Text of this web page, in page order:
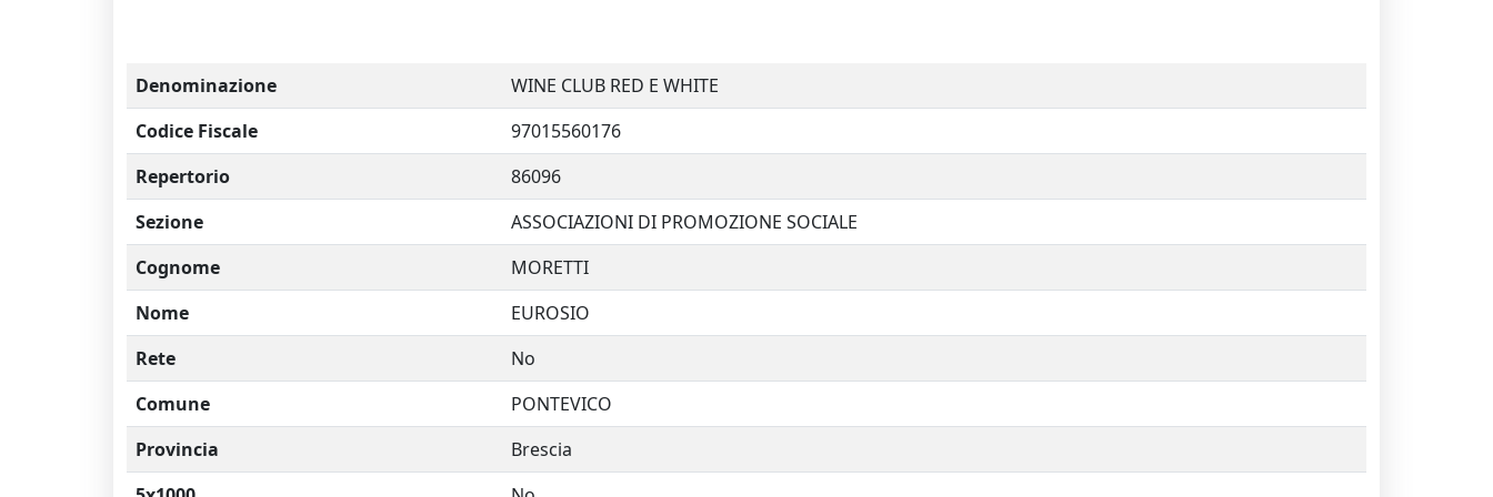
Denominazione
WINE CLUB RED E WHITE
Codice Fiscale
97015560176
Repertorio
86096
Sezione
ASSOCIAZIONI DI PROMOZIONE SOCIALE
Cognome
MORETTI
Nome
EUROSIO
Rete
No
Comune
PONTEVICO
Provincia
Brescia